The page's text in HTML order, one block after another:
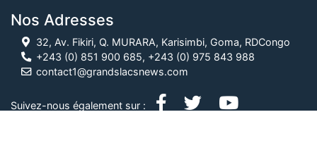
Nos Adresses
32, Av. Fikiri, Q. MURARA, Karisimbi, Goma, RDCongo
+243 (0) 851 900 685, +243 (0) 975 843 988
contact1@grandslacsnews.com
Suivez-nous également sur :